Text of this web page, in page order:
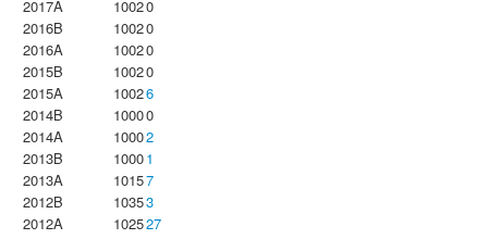
2017A
10020
2016B
10020
2016A
10020
2015B
10020
2015A
10026
2014B
10000
2014A
10002
2013B
10001
2013A
10157
2012B
10353
2012A
102527